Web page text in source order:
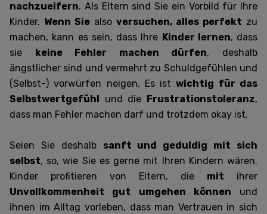
nachzueifern. Als Eltern sind Sie ein Vorbild für Ihre
Kinder. Wenn Sie also versuchen, alles perfekt zu
machen, kann es sein, dass Ihre Kinder lernen, dass
sie
keine Fehler machen dürfen, deshalb
ängstlicher sind und vermehrt zu Schuldgefühlen und
(Selbst-) vorwürfen neigen. Es istwichtig für das
Selbstwertgefühl
und die Frustrationstoleranz,
dass man Fehler machen darf und trotzdem okay ist.
Seien Sie deshalb sanft und geduldig mit sich
selbst, so, wie Sie es gerne mit Ihren Kindern wären.
Kinder profitieren von Eltern, die mit ihrer
Unvollkommenheit gut umgehen können und
ihnen im Alltag vorleben, dass man Vertrauen in sich